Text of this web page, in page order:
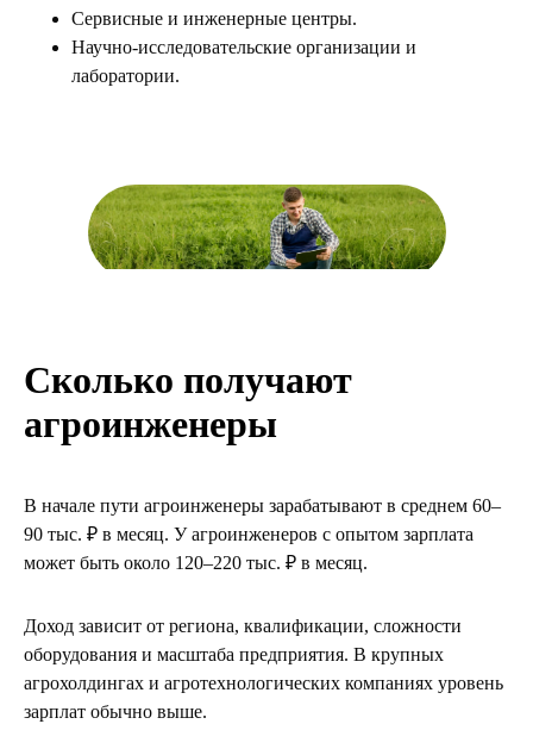
Сервисные и инженерные центры.
Научно-исследовательские организации и
лаборатории.
Сколько получают
агроинженеры
В начале пути агроинженеры зарабатывают в среднем 60–
90 тыс. ₽ в месяц. У агроинженеров с опытом зарплата
может быть около 120–220 тыс. ₽ в месяц.
Доход зависит от региона, квалификации, сложности
оборудования и масштаба предприятия. В крупных
агрохолдингах и агротехнологических компаниях уровень
зарплат обычно выше.